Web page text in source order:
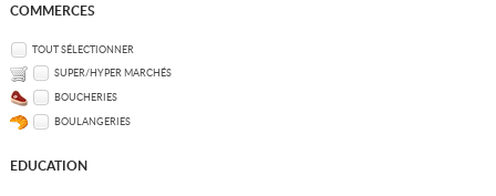
COMMERCES
TOUT SÉLECTIONNER
SUPER/HYPER MARCHÉS
BOUCHERIES
BOULANGERIES
EDUCATION